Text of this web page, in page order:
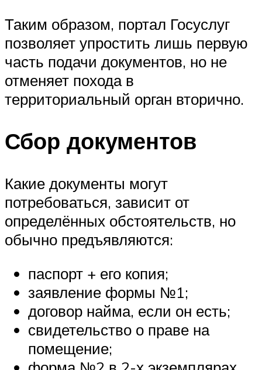
Таким образом, портал Госуслуг
позволяет упростить лишь первую
часть подачи документов, но не
отменяет похода в
территориальный орган вторично.
Сбор документов
Какие документы могут
потребоваться, зависит от
определённых обстоятельств, но
обычно предъявляются:
паспорт + его копия;
заявление формы №1;
договор найма, если он есть;
свидетельство о праве на
помещение;